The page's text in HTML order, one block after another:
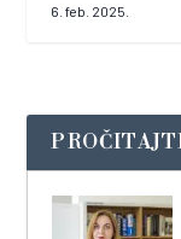
6. feb. 2025.